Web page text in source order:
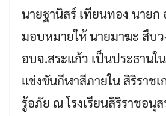
นายฐานิสร์ เทียนทอง นายก
มอบหมายให้ นายมาฆะ สืบ
อบจ.สระแก้ว เป็นประธานใ
แข่งขันกีฬาสีภายใน สิริราช
รู้อภัย ณ โรงเรียนสิริราชอนุ